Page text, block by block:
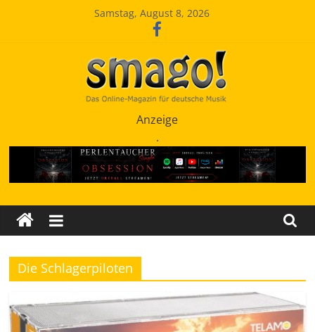
Samstag, August 8, 2026
SchlagerMAGazinOnline
Anzeige
.
Die Schlagerpiloten